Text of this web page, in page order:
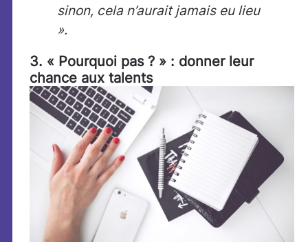
sinon, cela n’aurait jamais eu lieu
».
3. « Pourquoi pas ? » : donner leur
chance aux talents